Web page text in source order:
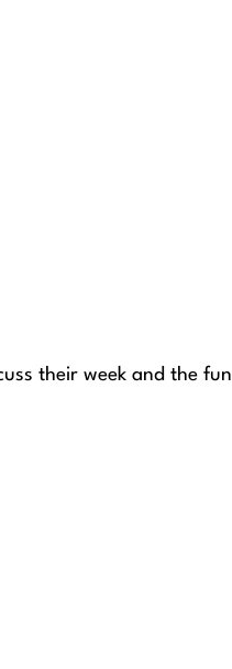
their week and the fun